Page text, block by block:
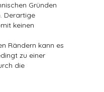
Gründen
Derartige
keinen
Rändern kann es
zu einer
die